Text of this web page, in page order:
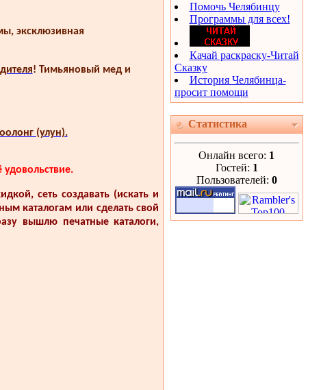
эксклюзивная
! Тимьяновый мед и
(улун).
сеть создавать (искать и
каталогам или сделать свой
вышлю печатные каталоги,
Помочь Челябинцу
Программы для всех!
Качай раскраску-Читай
Сказку
История Челябинца-
просит помощи
Статистика
Онлайн всего: 1
Гостей: 1
Пользователей: 0